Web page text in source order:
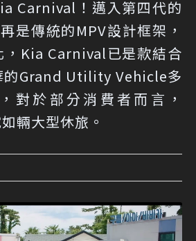
Carnival！邁入第四代的
是傳統的MPV設計框架，
，Kia Carnival已是款結合
的Grand Utility Vehicle多
對於部分消費者而言，
輛大型休旅。